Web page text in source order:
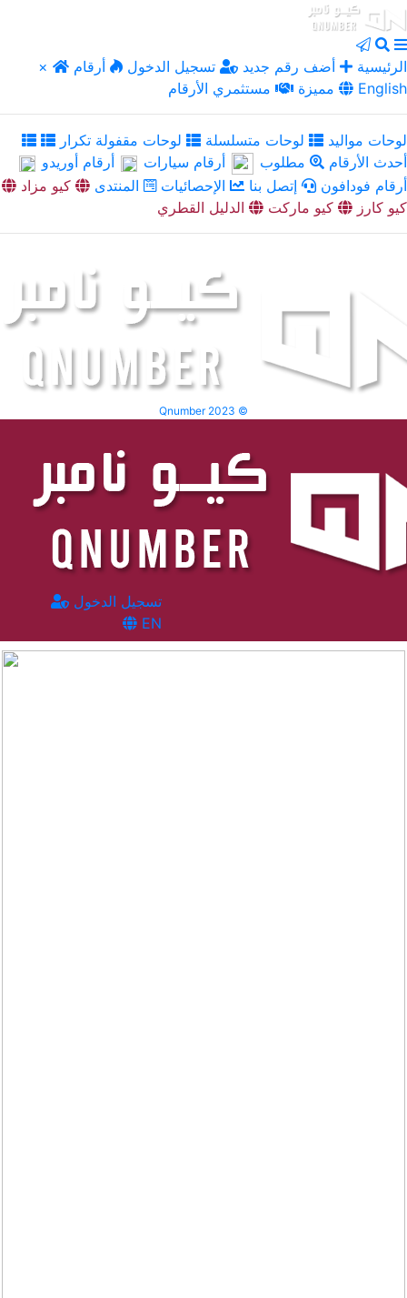
× الرئيسية أضف رقم جديد تسجيل الدخول
أرقام
مميزة
مستثمري الأرقام English
لوحات مواليد لوحات متسلسلة
لوحات مقفولة تكرار
أحدث الأرقام
مطلوب أرقام سيارات
أرقام أوريدو
أرقام فودافون
إتصل بنا الإحصائيات المنتدى
كيو مزاد
كيو كارز
كيو ماركت الدليل القطري
Qnumber 2023 ©
تسجيل الدخول
EN